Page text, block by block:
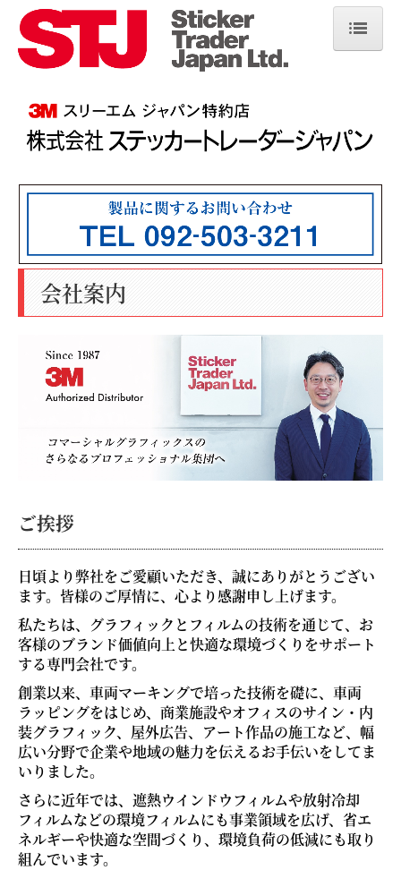
ホーム
会社概要
製品・サービス
よくある質問
施工事例
採用情報
お問い合わせ
会社案内
ご挨拶
日頃より弊社をご愛顧いただき、誠にありがとうござい
ます。皆様のご厚情に、心より感謝申し上げます。
私たちは、グラフィックとフィルムの技術を通じて、お
客様のブランド価値向上と快適な環境づくりをサポート
する専門会社です。
創業以来、車両マーキングで培った技術を礎に、車両
ラッピングをはじめ、商業施設やオフィスのサイン・内
装グラフィック、屋外広告、アート作品の施工など、幅
広い分野で企業や地域の魅力を伝えるお手伝いをしてま
いりました。
さらに近年では、遮熱ウインドウフィルムや放射冷却
フィルムなどの環境フィルムにも事業領域を広げ、省エ
ネルギーや快適な空間づくり、環境負荷の低減にも取り
組んでいます。